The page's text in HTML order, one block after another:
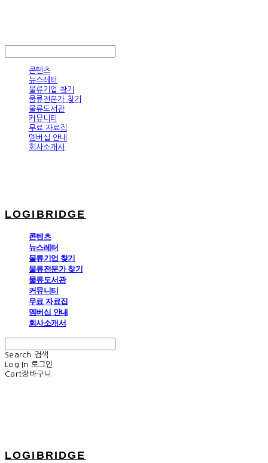
콘텐츠
뉴스레터
물류기업 찾기
물류전문가 찾기
물류도서관
커뮤니티
무료 자료집
멤버십 안내
회사소개서
LOGIBRIDGE
콘텐츠
뉴스레터
물류기업 찾기
물류전문가 찾기
물류도서관
커뮤니티
무료 자료집
멤버십 안내
회사소개서
Search
검색
Log In 로그인
Cart장바구니
LOGIBRIDGE